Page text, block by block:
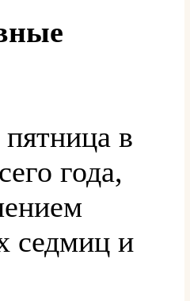
в
года,
седмиц и